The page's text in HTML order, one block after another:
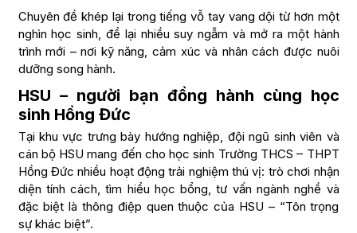
Chuyên đề khép lại trong tiếng vỗ tay vang dội từ hơn một
nghìn học sinh, để lại nhiều suy ngẫm và mở ra một hành
trình mới – nơi kỹ năng, cảm xúc và nhân cách được nuôi
dưỡng song hành.
HSU – người bạn đồng hành cùng học
sinh Hồng Đức
Tại khu vực trưng bày hướng nghiệp, đội ngũ sinh viên và
cán bộ HSU mang đến cho học sinh Trường THCS – THPT
Hồng Đức nhiều hoạt động trải nghiệm thú vị: trò chơi nhận
diện tính cách, tìm hiểu học bổng, tư vấn ngành nghề và
đặc biệt là thông điệp quen thuộc của HSU – “Tôn trọng
sự khác biệt”.